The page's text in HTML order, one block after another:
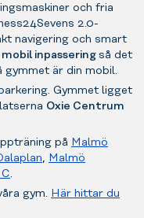
och fria
2.0-
navigering och smart
mobil inpassering så det
gymmet är din mobil.
Gymmet ligget
Oxie Centrum
på Malmö
, Malmö
.
gym. Här hittar du